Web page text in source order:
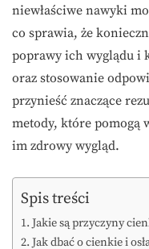
niewłaściwe nawyki
co sprawia, że
poprawy ich wyglądu i
oraz stosowanie
przynieść znaczące
metody, które pomogą
im zdrowy wygląd.
Spis treści
Jakie są przyczyny
Jak dbać o cienkie i